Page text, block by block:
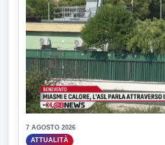
7 AGOSTO 2026
ATTUALITÀ